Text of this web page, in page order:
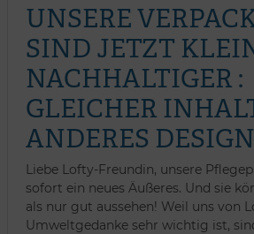
UNSERE
SIND JETZT
NACHHALTIGER :
GLEICHER
ANDERES DESIGN
Liebe Lofty-Freundin, unsere
sofort ein neues Äußeres. Und sie
als nur gut aussehen! Weil uns von
Umweltgedanke sehr wichtig ist,